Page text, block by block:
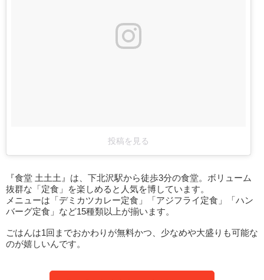
投稿を見る
『食堂 土土土』は、下北沢駅から徒歩3分の食堂。ボリューム
抜群な「定食」を楽しめると人気を博しています。
メニューは「デミカツカレー定食」「アジフライ定食」「ハン
バーグ定食」など15種類以上が揃います。
ごはんは1回までおかわりが無料かつ、少なめや大盛りも可能な
のが嬉しいんです。